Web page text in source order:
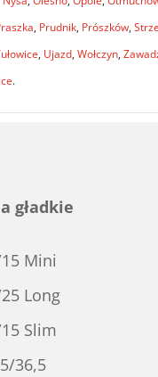
, Prudnik, Prószków,
, Ujazd, Wołczyn,
.
gładkie
Mini
Long
Slim
36,5